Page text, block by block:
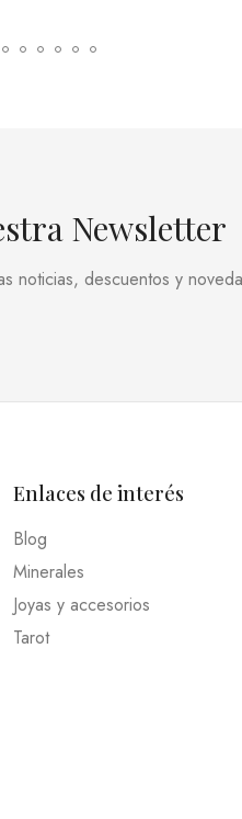
Newsletter
noticias, descuentos y
Enlaces de interés
Blog
Minerales
Joyas y accesorios
Tarot